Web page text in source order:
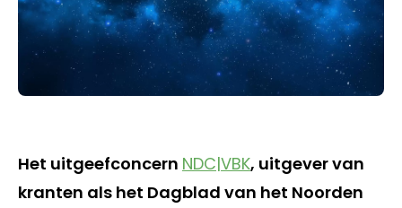
Het uitgeefconcern NDC|VBK, uitgever van
kranten als het Dagblad van het Noorden